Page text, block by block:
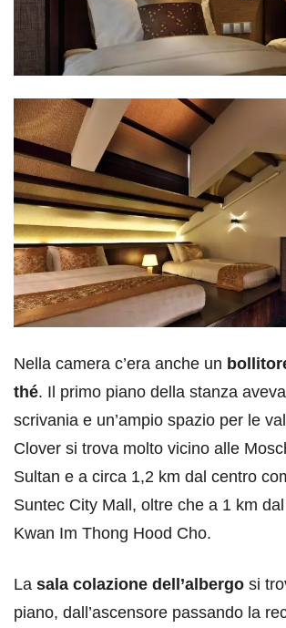
Nella camera c’era anche un
thé. Il primo piano della stanza
scrivania e un’ampio spazio per le
Clover si trova molto vicino alle
Sultan e a circa 1,2 km dal centro
Suntec City Mall, oltre che a 1 km
Kwan Im Thong Hood Cho.
La sala colazione dell’albergo si
piano, dall’ascensore passando la